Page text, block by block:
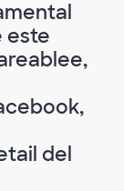
este
del